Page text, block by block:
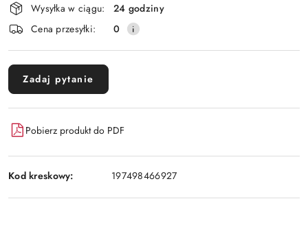
Wysyłka w ciągu:
24 godziny
Cena przesyłki:
0
Zadaj pytanie
Pobierz produkt do PDF
Kod kreskowy: 197498466927